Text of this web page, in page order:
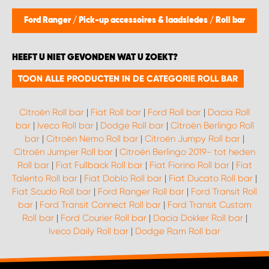
Ford Ranger / Pick-up accessoires & laadsledes / Roll bar
HEEFT U NIET GEVONDEN WAT U ZOEKT?
TOON ALLE PRODUCTEN IN DE CATEGORIE ROLL BAR
Citroën Roll bar | Fiat Roll bar | Ford Roll bar | Dacia Roll
bar| Iveco Roll bar| Dodge Roll bar| Citroën Berlingo Roll
bar | Citroën Nemo Roll bar | Citroën Jumpy Roll bar |
Citroën Jumper Roll bar | Citroën Berlingo 2019- tot heden
Roll bar| Fiat Fullback Roll bar| Fiat Fiorino Roll bar| Fiat
Talento Roll bar | Fiat Doblo Roll bar | Fiat Ducato Roll bar |
Fiat Scudo Roll bar | Ford Ranger Roll bar | Ford Transit Roll
bar| Ford Transit Connect Roll bar| Ford Transit Custom
Roll bar| Ford Courier Roll bar| Dacia Dokker Roll bar|
Iveco Daily Roll bar | Dodge Ram Roll bar
WORK SYSTEM EVERDINGEN
WORK SYSTEM GRONINGEN
WORK SYSTEM HARDERWIJK
WORK SYSTEM HARMELEN
WORK SYSTEM HARTWERD